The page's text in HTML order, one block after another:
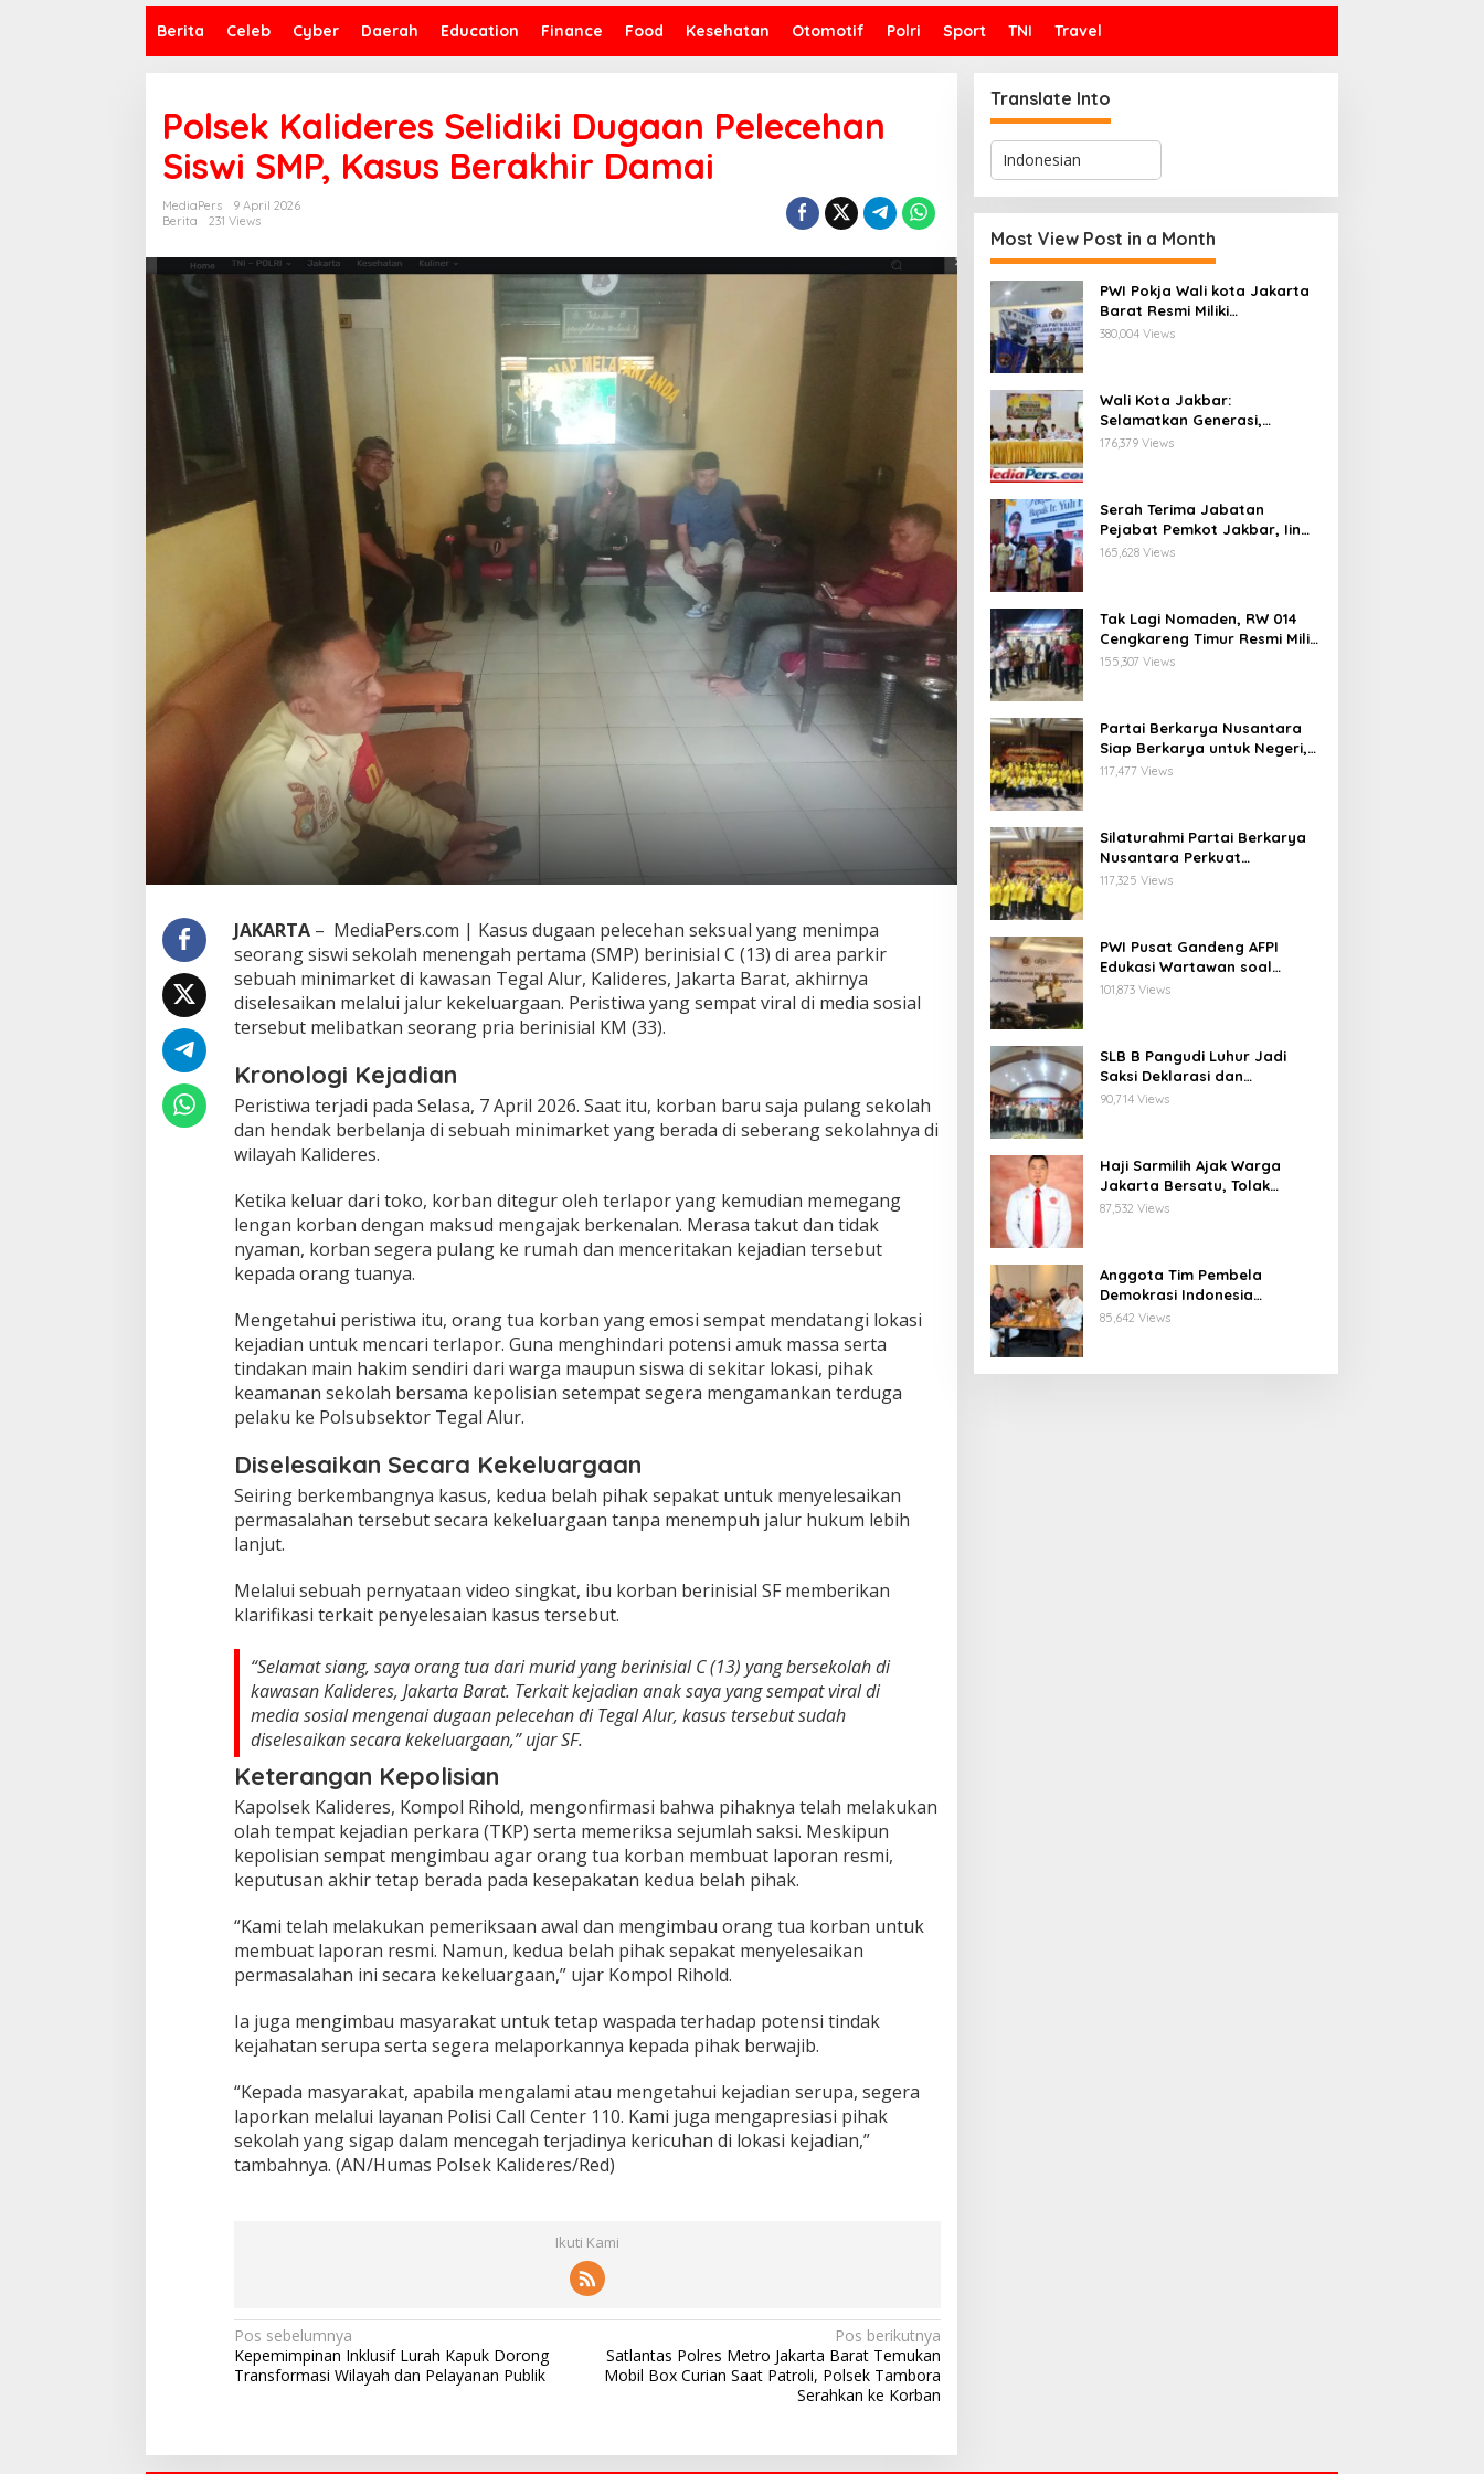
Berita Celeb Cyber Daerah Education Finance Food Kesehatan Otomotif Polri Sport TNI Travel
Polsek Kalideres Selidiki Dugaan Pelecehan
Siswi SMP, Kasus Berakhir Damai
MediaPers
9 April 2026
Berita
231 Views
JAKARTA– MediaPers.com | Kasus dugaan pelecehan seksual yang menimpa
seorang siswi sekolah menengah pertama (SMP) berinisial C (13) di area parkir
sebuah minimarket di kawasan Tegal Alur, Kalideres, Jakarta Barat, akhirnya
diselesaikan melalui jalur kekeluargaan. Peristiwa yang sempat viral di media sosial
tersebut melibatkan seorang pria berinisial KM (33).
Kronologi Kejadian
Peristiwa terjadi pada Selasa, 7 April 2026. Saat itu, korban baru saja pulang sekolah
dan hendak berbelanja di sebuah minimarket yang berada di seberang sekolahnya di
wilayah Kalideres.
Ketika keluar dari toko, korban ditegur oleh terlapor yang kemudian memegang
lengan korban dengan maksud mengajak berkenalan. Merasa takut dan tidak
nyaman, korban segera pulang ke rumah dan menceritakan kejadian tersebut
kepada orang tuanya.
Mengetahui peristiwa itu, orang tua korban yang emosi sempat mendatangi lokasi
kejadian untuk mencari terlapor. Guna menghindari potensi amuk massa serta
tindakan main hakim sendiri dari warga maupun siswa di sekitar lokasi, pihak
keamanan sekolah bersama kepolisian setempat segera mengamankan terduga
pelaku ke Polsubsektor Tegal Alur.
Diselesaikan Secara Kekeluargaan
Seiring berkembangnya kasus, kedua belah pihak sepakat untuk menyelesaikan
permasalahan tersebut secara kekeluargaan tanpa menempuh jalur hukum lebih
lanjut.
Melalui sebuah pernyataan video singkat, ibu korban berinisial SF memberikan
klarifikasi terkait penyelesaian kasus tersebut.
“Selamat siang, saya orang tua dari murid yang berinisial C (13) yang bersekolah di
kawasan Kalideres, Jakarta Barat. Terkait kejadian anak saya yang sempat viral di
media sosial mengenai dugaan pelecehan di Tegal Alur, kasus tersebut sudah
diselesaikan secara kekeluargaan,” ujar SF.
Keterangan Kepolisian
Kapolsek Kalideres, Kompol Rihold, mengonfirmasi bahwa pihaknya telah melakukan
olah tempat kejadian perkara (TKP) serta memeriksa sejumlah saksi. Meskipun
kepolisian sempat mengimbau agar orang tua korban membuat laporan resmi,
keputusan akhir tetap berada pada kesepakatan kedua belah pihak.
“Kami telah melakukan pemeriksaan awal dan mengimbau orang tua korban untuk
membuat laporan resmi. Namun, kedua belah pihak sepakat menyelesaikan
permasalahan ini secara kekeluargaan,” ujar Kompol Rihold.
Ia juga mengimbau masyarakat untuk tetap waspada terhadap potensi tindak
kejahatan serupa serta segera melaporkannya kepada pihak berwajib.
“Kepada masyarakat, apabila mengalami atau mengetahui kejadian serupa, segera
laporkan melalui layanan Polisi Call Center 110. Kami juga mengapresiasi pihak
sekolah yang sigap dalam mencegah terjadinya kericuhan di lokasi kejadian,”
tambahnya. (AN/Humas Polsek Kalideres/Red)
Ikuti Kami
N
a
g
Pos sebelumnya
Kepemimpinan Inklusif Lurah Kapuk Dorong
Transformasi Wilayah dan Pelayanan Publik
Pos berikutnya
Satlantas Polres Metro Jakarta Barat Temukan
Mobil Box Curian Saat Patroli, Polsek Tambora
Serahkan ke Korban
Translate Into
Most View Post in a Month
PWI Pokja Wali kota Jakarta
Barat Resmi Miliki
Kepengurusan dan
Sarat Makna
380,004 Views
Wali Kota Jakbar:
Selamatkan Generasi,
Hentikan Bullying dan
176,379 Views
Serah Terima Jabatan
Pejabat Pemkot Jakbar, Iin
Mutmainnah: Mutasi Adalah
165,628 Views
Tak Lagi Nomaden, RW 014
Cengkareng Timur Resmi Miliki
Balai Warga Definitif
155,307 Views
Partai Berkarya Nusantara
Siap Berkarya untuk Negeri,
Kawal Program Prabowo dan
117,477 Views
Silaturahmi Partai Berkarya
Nusantara Perkuat
Konsolidasi Organisasi dan
117,325 Views
PWI Pusat Gandeng AFPI
Edukasi Wartawan soal
Pindar dan Perlindungan
101,873 Views
SLB B Pangudi Luhur Jadi
Saksi Deklarasi dan
Pelantikan Pengurus
90,714 Views
Haji Sarmilih Ajak Warga
Jakarta Bersatu, Tolak
Provokasi Pasca keributan di
87,532 Views
Anggota Tim Pembela
Demokrasi Indonesia
Apresiasi Peringatan 30
85,642 Views